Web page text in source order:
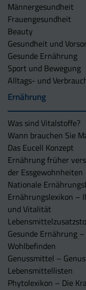
Männergesundheit
Frauengesundheit
Beauty
Gesundheit und
Gesunde Ernährung
Sport und Bewegung
Alltags- und
Ernährung
Was sind Vitalstoffe?
Wann brauchen Sie
Das Eucell Konzept
Ernährung früher
der Essgewohnheiten
Nationale
Ernährungslexikon –
und Vitalität
Gesunde Ernährung
Wohlbefinden
Genussmittel –
Lebensmittellisten
Phytolexikon – Die